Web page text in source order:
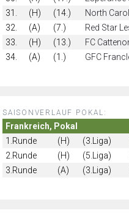
31.
(H) (14.) North
32.
(A) (7.) Red Star
33.
(H) (13.) FC
34.
(A) (1.) GFC
SAISONVERLAUF POKAL:
Frankreich, Pokal
1.Runde
(H) (3.Liga)
2.Runde
(H) (5.Liga)
3.Runde
(A) (3.Liga)